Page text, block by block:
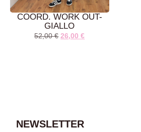
COORD. WORK OUT-
GIALLO
52,00€ 26,00€
NEWSLETTER